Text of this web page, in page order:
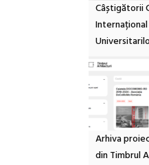
Câștigătorii
Internațional
Arhiva
din Timbrul